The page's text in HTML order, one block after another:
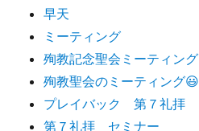
早天
ミーティング
殉教記念聖会ミーティング
殉教聖会のミーティング😃
プレイバック 第７礼拝
第７礼拝 セミナー